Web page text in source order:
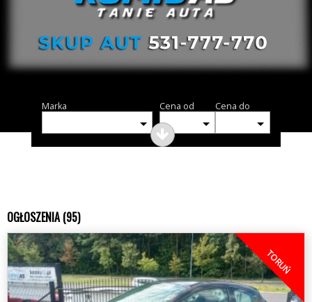
Marka Cena od Cena do
OGŁOSZENIA (95)
TORUŃ